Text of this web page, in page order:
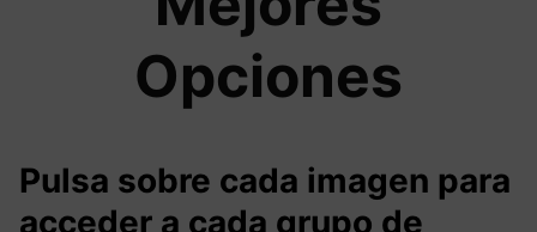
Opciones
Pulsa sobre cada imagen para
acceder a cada grupo de